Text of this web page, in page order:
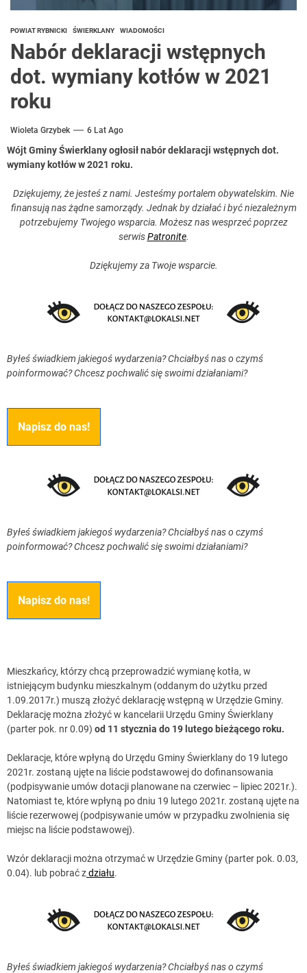
POWIAT RYBNICKI ŚWIERKLANY WIADOMOŚCI
Nabór deklaracji wstępnych
dot. wymiany kotłów w 2021
roku
Wioleta Grzybek 6 Lat Ago
Wójt Gminy Świerklany ogłosił nabór deklaracji wstępnych dot.
wymiany kotłów w 2021 roku.
Dziękujemy, że jesteś z nami. Jesteśmy portalem obywatelskim. Nie
finansują nas żądne samorządy. Jednak by działać i być niezależnym
potrzebujemy Twojego wsparcia. Możesz nas wesprzeć poprzez
serwisPatronite.
Dziękujemy za Twoje wsparcie.
Byłeś świadkiem jakiegoś wydarzenia? Chciałbyś nas o czymś
poinformować? Chcesz pochwalić się swoimi działaniami?
Napisz do nas!
Byłeś świadkiem jakiegoś wydarzenia? Chciałbyś nas o czymś
poinformować? Chcesz pochwalić się swoimi działaniami?
Napisz do nas!
Mieszkańcy, którzy chcą przeprowadzić wymianę kotła, w
istniejącym budynku mieszkalnym (oddanym do użytku przed
1.09.2017r.) muszą złożyć deklarację wstępną w Urzędzie Gminy.
Deklarację można złożyć w kancelarii Urzędu Gminy Świerklany
(parter pok. nr 0.09) od 11 stycznia do 19 lutego bieżącego roku.
Deklaracje, które wpłyną do Urzędu Gminy Świerklany do 19 lutego
2021r. zostaną ujęte na liście podstawowej do dofinansowania
(podpisywanie umów dotacji planowane na czerwiec – lipiec 2021r.).
Natomiast te, które wpłyną po dniu 19 lutego 2021r. zostaną ujęte na
liście rezerwowej (podpisywanie umów w przypadku zwolnienia się
miejsc na liście podstawowej).
Wzór deklaracji można otrzymać w Urzędzie Gminy (parter pok. 0.03,
0.04). lub pobrać zdziału.
Byłeś świadkiem jakiegoś wydarzenia? Chciałbyś nas o czymś